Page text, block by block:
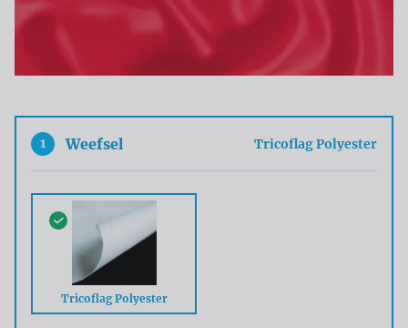
1 Weefsel Tricoflag Polyester
Tricoflag Polyester